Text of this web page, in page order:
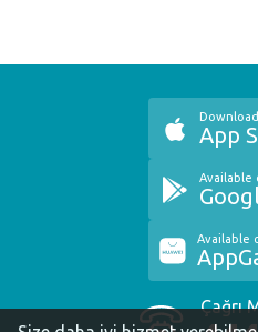
Çağrı
App
Available
Available